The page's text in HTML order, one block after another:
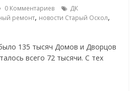
0 Комментариев
ДК
ремонт, новости Старый Оскол,
135 тысяч Домов и Дворцов
всего 72 тысячи. С тех